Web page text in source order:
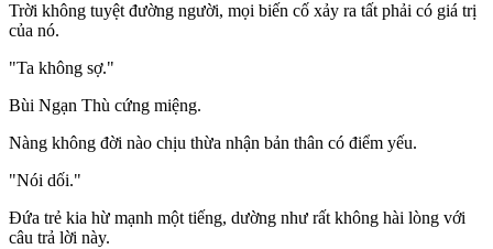
Trời không tuyệt đường người, mọi biến cố xảy ra tất phải có giá trị
của nó.
"Ta không sợ."
Bùi Ngạn Thù cứng miệng.
Nàng không đời nào chịu thừa nhận bản thân có điểm yếu.
"Nói dối."
Đứa trẻ kia hừ mạnh một tiếng, dường như rất không hài lòng với
câu trả lời này.